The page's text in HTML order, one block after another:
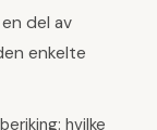
del av
enkelte
hvilke